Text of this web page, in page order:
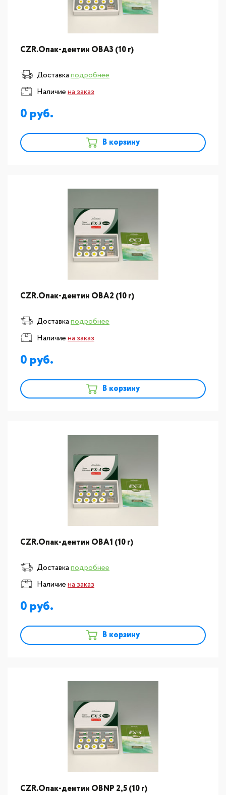
CZR.Опак-дентин OВА3 (10 г)
Доставкаподробнее
Наличиена заказ
0
В корзину
CZR.Опак-дентин OВА2 (10 г)
Доставкаподробнее
Наличиена заказ
0
В корзину
CZR.Опак-дентин OВА1 (10 г)
Доставкаподробнее
Наличиена заказ
0
В корзину
CZR.Опак-дентин OВNP 2,5 (10 г)